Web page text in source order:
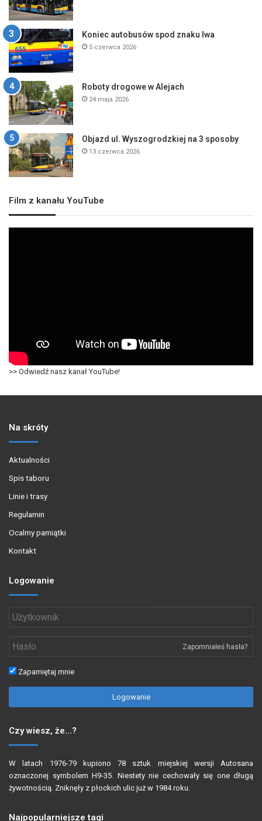
Koniec autobusów spod znaku lwa
5 czerwca 2026
Roboty drogowe w Alejach
24 maja 2026
Objazd ul. Wyszogrodzkiej na 3 sposoby
13 czerwca 2026
Film z kanału YouTube
>> Odwiedź nasz kanał YouTube!
Na skróty
Aktualności
Spis taboru
Linie i trasy
Regulamin
Ocalmy pamiątki
Kontakt
Logowanie
Zapomniałeś hasła?
Zapamiętaj mnie
Logowanie
Czy wiesz, że…?
W latach 1976-79 kupiono 78 sztuk miejskiej wersji Autosana
oznaczonej symbolem H9-35. Niestety nie cechowały się one długą
żywotnością. Zniknęły z płockich ulic już w 1984 roku.
Najpopularniejsze tagi